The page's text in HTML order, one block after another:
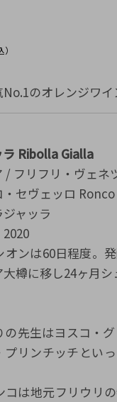
）
No.1のオレンジワイ
ラ Ribolla Gialla
/ フリフリ・ヴェネ
セヴェッロ
ャッラ
オンは60日程度。
樽に移し24ヶ月シ
先生はヨスコ・
プリンチッチとい
コは地元フリウリ